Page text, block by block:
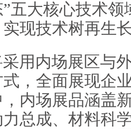
五大核心技术
现技术树再生
用内场展区与
，全面展现企
内场展品涵盖
总成、材料科